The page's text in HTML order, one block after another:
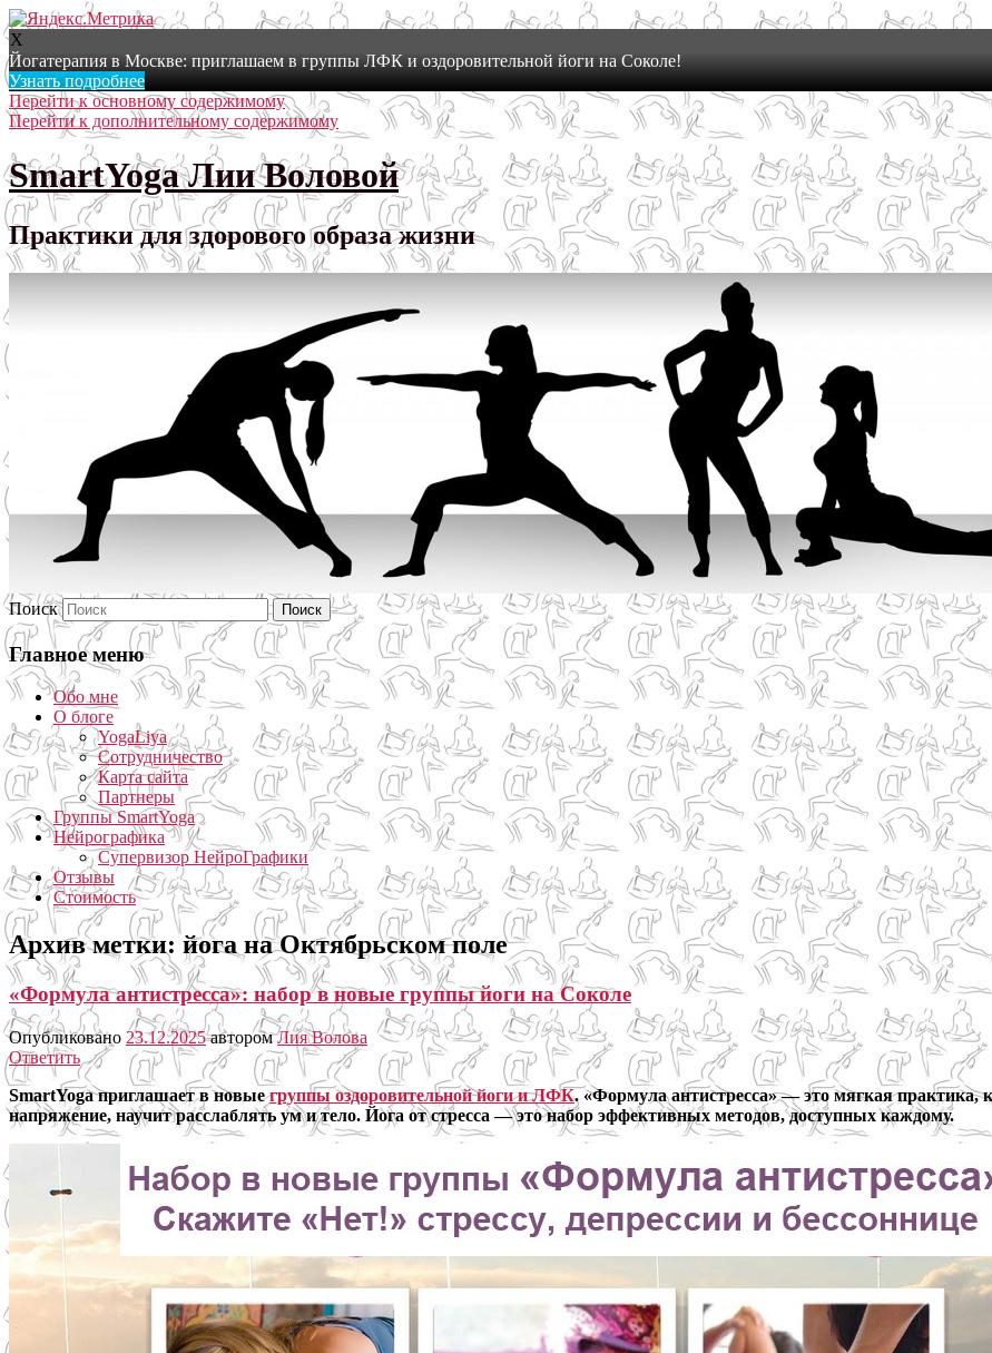
X
Йогатерапия в Москве: приглашаем в группы ЛФК и оздоровительной йоги на Соколе!
Узнать подробнее
Перейти к основному содержимому
Перейти к дополнительному содержимому
SmartYoga Лии Воловой
Практики для здорового образа жизни
Поиск
Главное меню
Обо мне
О блоге
YogaLiya
Сотрудничество
Карта сайта
Партнеры
Группы SmartYoga
Нейрографика
Супервизор НейроГрафики
Отзывы
Стоимость
Архив метки: йога на Октябрьском поле
«Формула антистресса»: набор в новые группы йоги на Соколе
Опубликовано 23.12.2025 авторомЛия Волова
Ответить
SmartYoga приглашает в новыегруппы оздоровительной йоги и ЛФК. «Формула антистресса» — это мягкая практика,
напряжение, научит расслаблять ум и тело. Йога от стресса — это набор эффективных методов, доступных каждому.